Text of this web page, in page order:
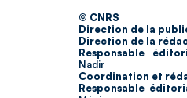
© CNRS
Direction de la
Direction de la
Responsable
Nadir
Coordination et
Responsable